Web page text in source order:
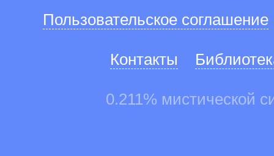
Пользовательское соглашение
Контакты
0.211% мистической